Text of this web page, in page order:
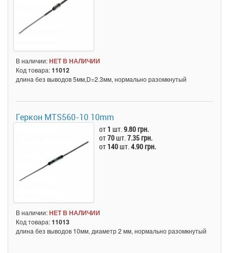
В наличии:НЕТ В НАЛИЧИИ
Код товара:11012
длина без выводов 5мм,D=2.3мм, нормально разомкнутый
Геркон MTS560-10 10mm
от 1 шт.9.80 грн.
от70шт.7.35 грн.
от 140шт.4.90 грн.
В наличии:НЕТ В НАЛИЧИИ
Код товара:11013
длина без выводов 10мм, диаметр 2 мм, нормально разомкнутый